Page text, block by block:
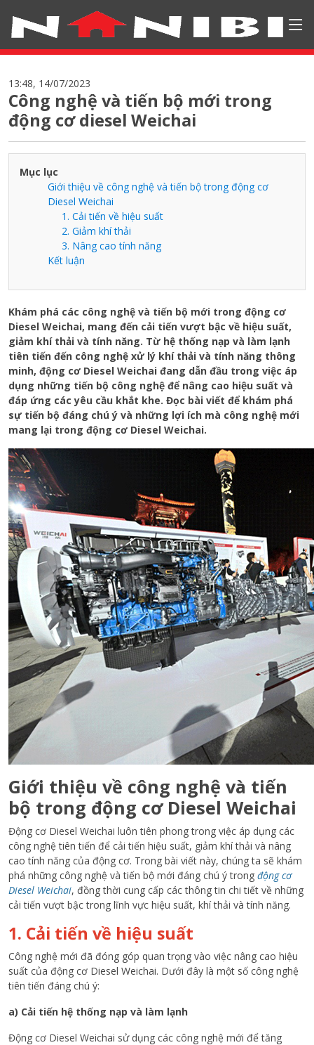
13:48, 14/07/2023
Công nghệ và tiến bộ mới trong
động cơ diesel Weichai
Mục lục
Giới thiệu về công nghệ và tiến bộ trong động cơ
Diesel Weichai
1. Cải tiến về hiệu suất
2. Giảm khí thải
3. Nâng cao tính năng
Kết luận
Khám phá các công nghệ và tiến bộ mới trong động cơ
Diesel Weichai, mang đến cải tiến vượt bậc về hiệu suất,
giảm khí thải và tính năng. Từ hệ thống nạp và làm lạnh
tiên tiến đến công nghệ xử lý khí thải và tính năng thông
minh, động cơ Diesel Weichai đang dẫn đầu trong việc áp
dụng những tiến bộ công nghệ để nâng cao hiệu suất và
đáp ứng các yêu cầu khắt khe. Đọc bài viết để khám phá
sự tiến bộ đáng chú ý và những lợi ích mà công nghệ mới
mang lại trong động cơ Diesel Weichai.
Giới thiệu về công nghệ và tiến
bộ trong động cơ Diesel Weichai
Động cơ Diesel Weichai luôn tiên phong trong việc áp dụng các
công nghệ tiên tiến để cải tiến hiệu suất, giảm khí thải và nâng
cao tính năng của động cơ. Trong bài viết này, chúng ta sẽ khám
phá những công nghệ và tiến bộ mới đáng chú ý trong động cơ
Diesel Weichai, đồng thời cung cấp các thông tin chi tiết về những
cải tiến vượt bậc trong lĩnh vực hiệu suất, khí thải và tính năng.
1. Cải tiến về hiệu suất
Công nghệ mới đã đóng góp quan trọng vào việc nâng cao hiệu
suất của động cơ Diesel Weichai. Dưới đây là một số công nghệ
tiên tiến đáng chú ý:
a) Cải tiến hệ thống nạp và làm lạnh
Động cơ Diesel Weichai sử dụng các công nghệ mới để tăng